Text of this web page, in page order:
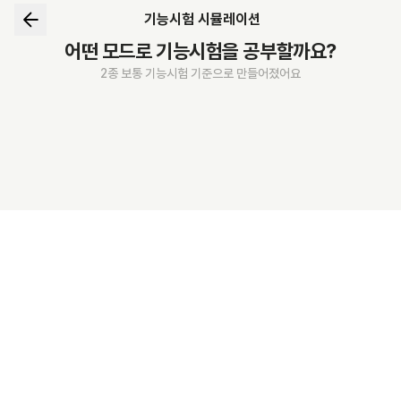
기능시험 시뮬레이션
어떤 모드로 기능시험을 공부할까요?
2종 보통 기능시험 기준으로 만들어졌어요